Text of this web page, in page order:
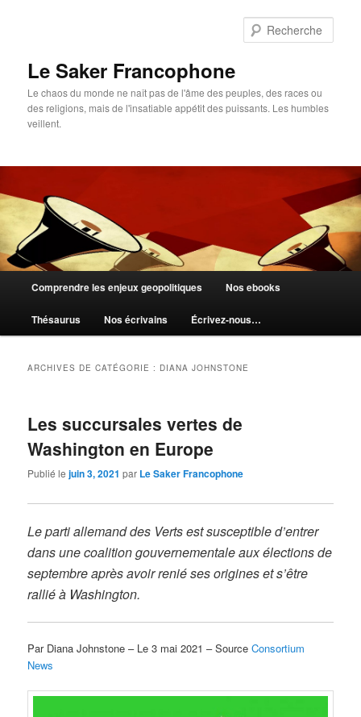
Le Saker Francophone
Le chaos du monde ne naît pas de l'âme des peuples, des races ou
des religions, mais de l'insatiable appétit des puissants. Les humbles
veillent.
principal
Comprendre les enjeux geopolitiques Nos ebooks
Thésaurus Nos écrivains Écrivez-nous…
ARCHIVES DE CATÉGORIE : DIANA JOHNSTONE
Les succursales vertes de
Washington en Europe
Publié lejuin 3, 2021 par Le Saker Francophone
Le parti allemand des Verts est susceptible d’entrer
dans une coalition gouvernementale aux élections de
septembre après avoir renié ses origines et s’être
rallié à Washington.
Par Diana Johnstone – Le 3 mai 2021 – SourceConsortium
News